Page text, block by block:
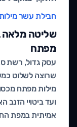
חבילת עשר
מפתח
עסק גדול, רשת
שרוצה לשלוט
מילות מפתח
ועד ביטויי הזנב
אמיתית במפת